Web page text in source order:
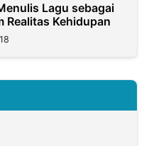
Lagu sebagai
Realitas Kehidupan